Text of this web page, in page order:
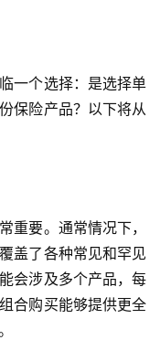
一个选择：是选择单
保险产品？以下将从
重要。通常情况下，
盖了各种常见和罕见
会涉及多个产品，每
合购买能够提供更全